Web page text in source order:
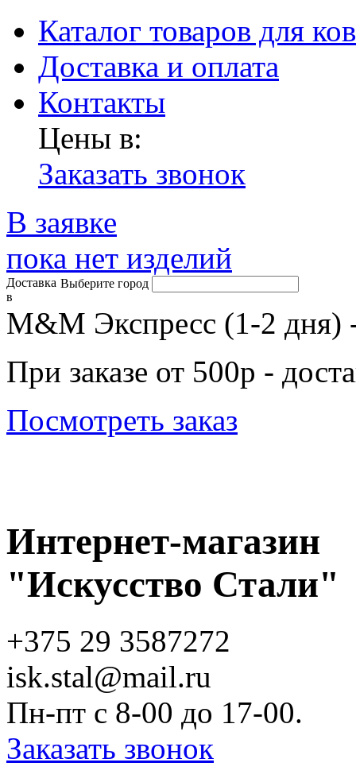
Каталог товаров для
Доставка и оплата
Контакты
Цены в:
Заказать звонок
В заявке
пока нет изделий
Доставка
в
Выберите город
М&М Экспресс (1-2 дня)
При заказе от 500р -
Посмотреть заказ
Интернет-магазин
"Искусство Стали"
+375 29 3587272
isk.stal@mail.ru
Пн-пт c 8-00 до 17-00.
Заказать звонок